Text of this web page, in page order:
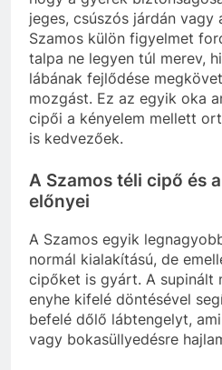
jeges, csúszós járdán vagy
Szamos külön figyelmet
talpa ne legyen túl merev,
lábának fejlődése
mozgást. Ez az egyik oka
cipői a kényelem mellett
is kedvezőek.
A Szamos téli cipő és
előnyei
A Szamos egyik
normál kialakítású, de
cipőket is gyárt. A supinált
enyhe kifelé döntésével
befelé dőlő lábtengelyt,
vagy bokasüllyedésre